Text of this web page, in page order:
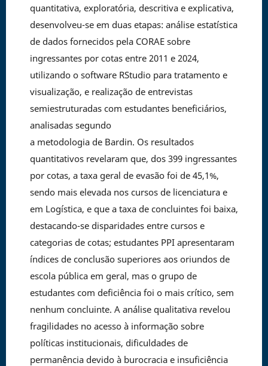
quantitativa, exploratória, descritiva e explicativa,
desenvolveu-se em duas etapas: análise estatística
de dados fornecidos pela CORAE sobre
ingressantes por cotas entre 2011 e 2024,
utilizando o software RStudio para tratamento e
visualização, e realização de entrevistas
semiestruturadas com estudantes beneficiários,
analisadas segundo
a metodologia de Bardin. Os resultados
quantitativos revelaram que, dos 399 ingressantes
por cotas, a taxa geral de evasão foi de 45,1%,
sendo mais elevada nos cursos de licenciatura e
em Logística, e que a taxa de concluintes foi baixa,
destacando-se disparidades entre cursos e
categorias de cotas; estudantes PPI apresentaram
índices de conclusão superiores aos oriundos de
escola pública em geral, mas o grupo de
estudantes com deficiência foi o mais crítico, sem
nenhum concluinte. A análise qualitativa revelou
fragilidades no acesso à informação sobre
políticas institucionais, dificuldades de
permanência devido à burocracia e insuficiência